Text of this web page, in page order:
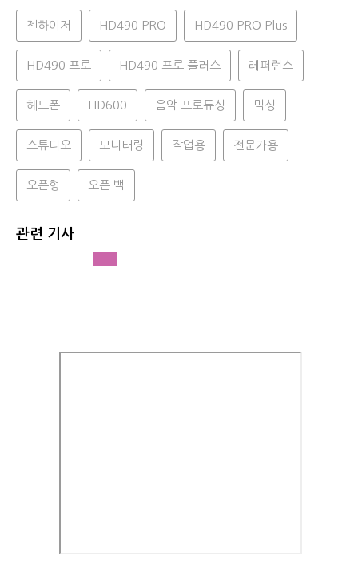
젠하이저 HD490 PRO HD490 PRO Plus
HD490 프로 HD490 프로 플러스 레퍼런스
헤드폰 HD600 음악 프로듀싱 믹싱
스튜디오 모니터링 작업용 전문가용
오픈형 오픈 백
관련 기사